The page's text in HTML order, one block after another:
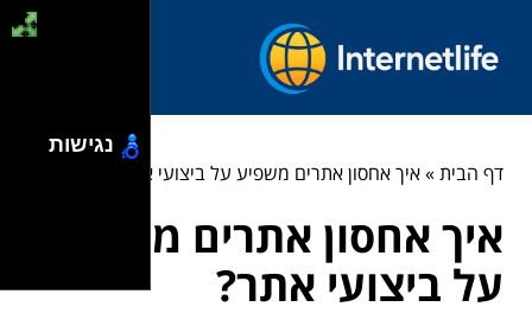
דף הבית»איך אחסון אתרים משפיע על ביצועי אתר?
איך אחסון אתרים משפיע
על ביצועי אתר?
נגישות